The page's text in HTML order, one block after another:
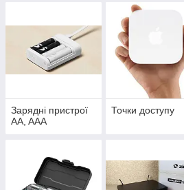
Зарядні пристрої
AA, AAA
Точки доступу